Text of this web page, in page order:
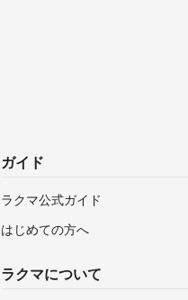
ガイド
ラクマ公式ガイド
はじめての方へ
ラクマについて